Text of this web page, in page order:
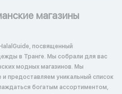
магазины
посвященный
Мы собрали для вас
модных магазинов. Мы
предоставляем уникальный список
богатым ассортиментом,